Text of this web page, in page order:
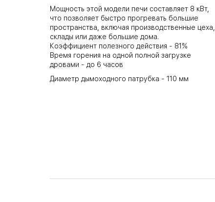
Мощность этой модели печи составляет 8 кВт,
что позволяет быстро прогревать большие
пространства, включая производственные цеха,
склады или даже большие дома.
Коэффициент полезного действия - 81%
Время горения на одной полной загрузке
дровами - до 6 часов
Диаметр дымоходного патрубка - 110 мм